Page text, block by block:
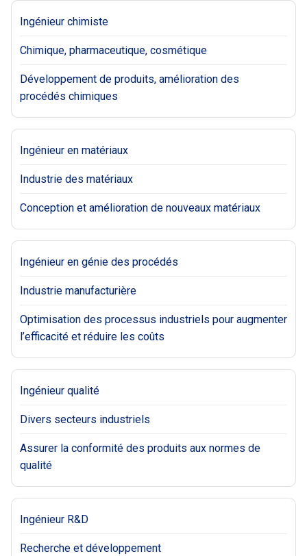
Ingénieur chimiste
Chimique, pharmaceutique, cosmétique
Développement de produits, amélioration des
procédés chimiques
Ingénieur en matériaux
Industrie des matériaux
Conception et amélioration de nouveaux matériaux
Ingénieur en génie des procédés
Industrie manufacturière
Optimisation des processus industriels pour augmenter
l’efficacité et réduire les coûts
Ingénieur qualité
Divers secteurs industriels
Assurer la conformité des produits aux normes de
qualité
Ingénieur R&D
Recherche et développement